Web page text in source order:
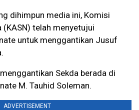
dihimpun media ini, Komisi
(KASN) telah menyetujui
untuk menggantikan Jusuf
Sekda berada di
M. Tauhid Soleman.
ADVERTISEMENT